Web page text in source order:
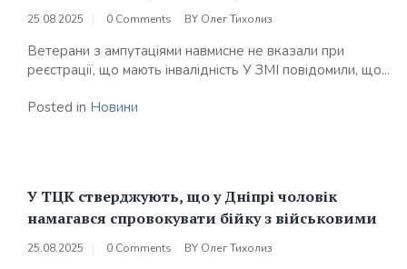
25.08.2025 0 Comments BY Олег Тихолиз
Ветерани з ампутаціями навмисне не вказали при
реєстрації, що мають інвалідність У ЗМІ повідомили, що...
Posted in Новини
У ТЦК стверджують, що у Дніпрі чоловік
намагався спровокувати бійку з військовими
25.08.2025 0 Comments BY Олег Тихолиз